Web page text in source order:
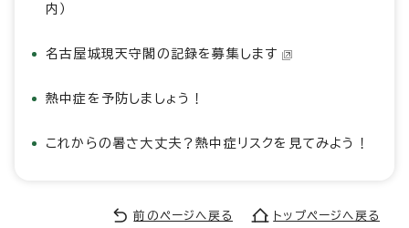
内）
名古屋城現天守閣の記録を募集します
熱中症を予防しましょう！
これからの暑さ大丈夫？熱中症リスクを見てみよう！
前のページへ戻る トップページへ戻る